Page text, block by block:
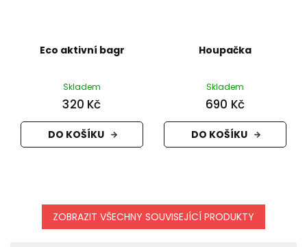
Eco aktivní bagr
Skladem
320 Kč
DO KOŠÍKU
Houpačka
Skladem
690 Kč
DO KOŠÍKU
ZOBRAZIT VŠECHNY SOUVISEJÍCÍ PRODUKTY